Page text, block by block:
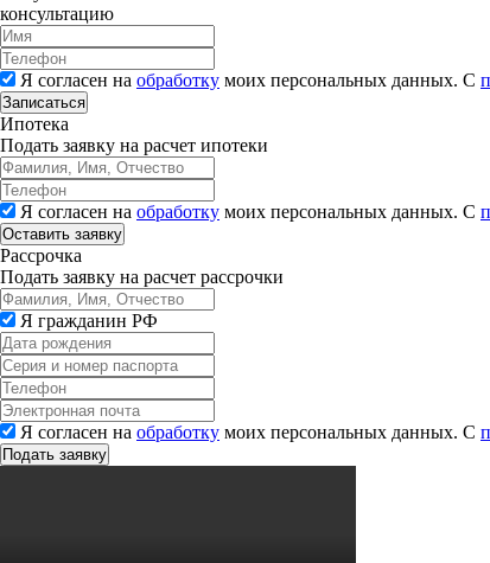
консультацию
Я согласен на обработку моих персональных данных. С
Записаться
Ипотека
Подать заявку на расчет ипотеки
Я согласен на обработку моих персональных данных. С
Рассрочка
Подать заявку на расчет рассрочки
Я гражданин РФ
Я согласен на обработку моих персональных данных. С